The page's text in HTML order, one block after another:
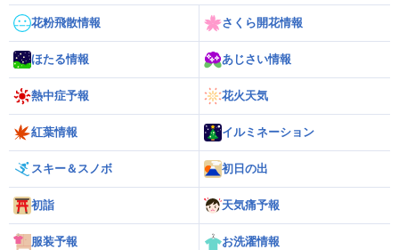
花粉飛散情報 さくら開花情報
ほたる情報 あじさい情報
熱中症予報 花火天気
紅葉情報 イルミネーション
スキー＆スノボ 初日の出
初詣 天気痛予報
服装予報 お洗濯情報